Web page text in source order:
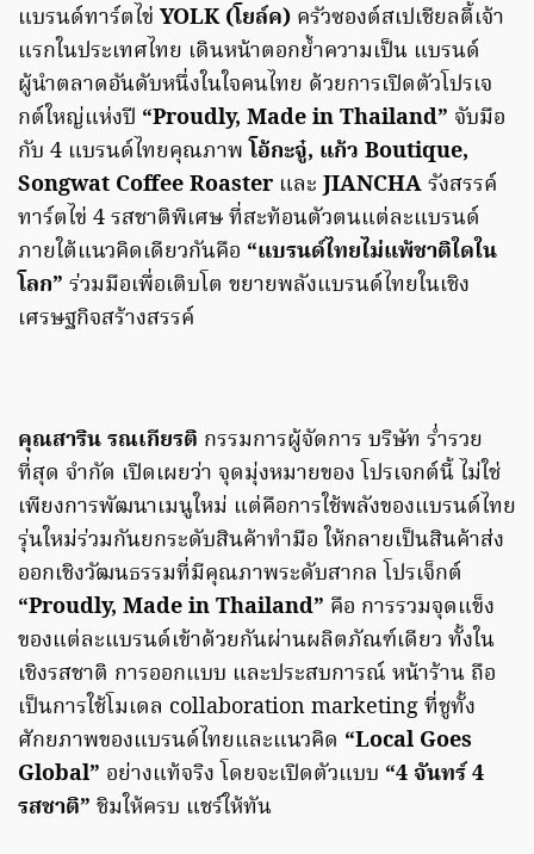
แบรนด์ทาร์ตไข่ YOLK (โยล์ค) ครัวซองต์สเปเชียลตี้เจ้า
แรกในประเทศไทย เดินหน้าตอกย้ำความเป็น แบรนด์
ผู้นำตลาดอันดับหนึ่งในใจคนไทย ด้วยการเปิดตัวโปรเจ
กต์ใหญ่แห่งปี “Proudly, Made in Thailand” จับมือ
กับ 4 แบรนด์ไทยคุณภาพโอ้กะจู๋, แก้ว Boutique,
Songwat Coffee Roaster และJIANCHAรังสรรค์
ทาร์ตไข่ 4 รสชาติพิเศษ ที่สะท้อนตัวตนแต่ละแบรนด์
ภายใต้แนวคิดเดียวกันคือ “แบรนด์ไทยไม่แพ้ชาติใดใน
โลก” ร่วมมือเพื่อเติบโต ขยายพลังแบรนด์ไทยในเชิง
เศรษฐกิจสร้างสรรค์
คุณสาริน รณเกียรติ กรรมการผู้จัดการ บริษัท ร่ำรวย
ที่สุด จำกัด เปิดเผยว่า จุดมุ่งหมายของ โปรเจกต์นี้ ไม่ใช่
เพียงการพัฒนาเมนูใหม่ แต่คือการใช้พลังของแบรนด์ไทย
รุ่นใหม่ร่วมกันยกระดับสินค้าทำมือ ให้กลายเป็นสินค้าส่ง
ออกเชิงวัฒนธรรมที่มีคุณภาพระดับสากล โปรเจ็กต์
“Proudly, Made in Thailand” คือ การรวมจุดแข็ง
ของแต่ละแบรนด์เข้าด้วยกันผ่านผลิตภัณฑ์เดียว ทั้งใน
เชิงรสชาติ การออกแบบ และประสบการณ์ หน้าร้าน ถือ
เป็นการใช้โมเดล collaboration marketing ที่ชูทั้ง
ศักยภาพของแบรนด์ไทยและแนวคิด “Local Goes
Global” อย่างแท้จริง โดยจะเปิดตัวแบบ “4 จันทร์ 4
รสชาติ” ชิมให้ครบ แชร์ให้ทัน